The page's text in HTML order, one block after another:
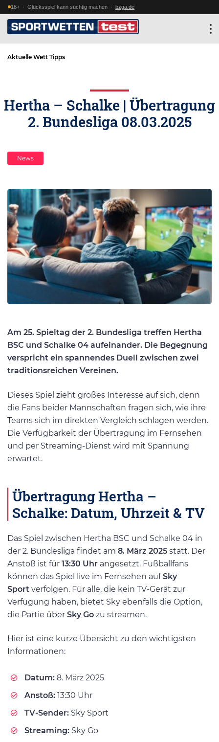
18+ · Glücksspiel kann süchtig machen · bzga.de
Aktuelle Wett Tipps
Hertha – Schalke | Übertragung
2. Bundesliga 08.03.2025
News
Am 25. Spieltag der 2. Bundesliga treffen Hertha
BSC und Schalke 04 aufeinander. Die Begegnung
verspricht ein spannendes Duell zwischen zwei
traditionsreichen Vereinen.
Dieses Spiel zieht großes Interesse auf sich, denn
die Fans beider Mannschaften fragen sich, wie ihre
Teams sich im direkten Vergleich schlagen werden.
Die Verfügbarkeit der Übertragung im Fernsehen
und per Streaming-Dienst wird mit Spannung
erwartet.
Übertragung Hertha –
Schalke: Datum, Uhrzeit & TV
Das Spiel zwischen Hertha BSC und Schalke 04 in
der 2. Bundesliga findet am 8. März 2025 statt. Der
Anstoß ist für 13:30 Uhr angesetzt. Fußballfans
können das Spiel live im Fernsehen aufSky
Sport verfolgen. Für alle, die kein TV-Gerät zur
Verfügung haben, bietet Sky ebenfalls die Option,
die Partie über Sky Go zu streamen.
Hier ist eine kurze Übersicht zu den wichtigsten
Informationen:
Datum: 8. März 2025
Anstoß: 13:30 Uhr
TV-Sender: Sky Sport
Streaming: Sky Go